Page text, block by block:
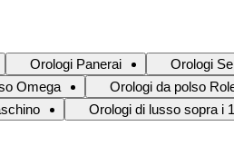
Orologi Panerai Orologi
Omega Orologi da polso
Orologi di lusso sopra i